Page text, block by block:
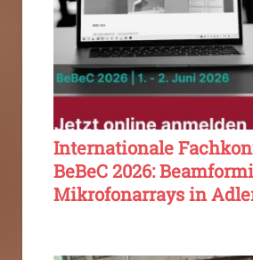
Internationale
BeBeC 2026:
Mikrofonarrays in